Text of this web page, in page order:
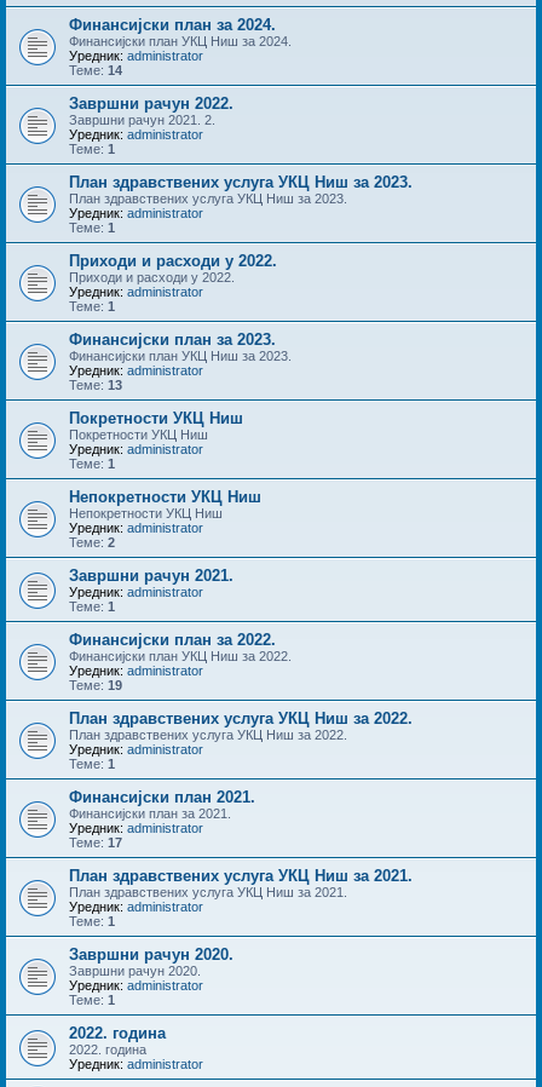
Финансијски план за 2024.
Финансијски план УКЦ Ниш за 2024.
Уредник: administrator
Теме: 14
Завршни рачун 2022.
Завршни рачун 2021. 2.
Уредник: administrator
Теме: 1
План здравствених услуга УКЦ Ниш за 2023.
План здравствених услуга УКЦ Ниш за 2023.
Уредник: administrator
Теме: 1
Приходи и расходи у 2022.
Приходи и расходи у 2022.
Уредник: administrator
Теме: 1
Финансијски план за 2023.
Финансијски план УКЦ Ниш за 2023.
Уредник: administrator
Теме: 13
Покретности УКЦ Ниш
Покретности УКЦ Ниш
Уредник: administrator
Теме: 1
Непокретности УКЦ Ниш
Непокретности УКЦ Ниш
Уредник: administrator
Теме: 2
Завршни рачун 2021.
Уредник: administrator
Теме: 1
Финансијски план за 2022.
Финансијски план УКЦ Ниш за 2022.
Уредник: administrator
Теме: 19
План здравствених услуга УКЦ Ниш за 2022.
План здравствених услуга УКЦ Ниш за 2022.
Уредник: administrator
Теме: 1
Финансијски план 2021.
Финансијски план за 2021.
Уредник: administrator
Теме: 17
План здравствених услуга УКЦ Ниш за 2021.
План здравствених услуга УКЦ Ниш за 2021.
Уредник: administrator
Теме: 1
Завршни рачун 2020.
Завршни рачун 2020.
Уредник: administrator
Теме: 1
2022. година
2022. година
Уредник: administrator